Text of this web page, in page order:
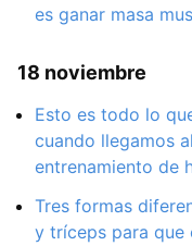
es ganar masa
18 noviembre
Esto es todo lo
cuando llegamos
entrenamiento de
Tres formas
y tríceps para que